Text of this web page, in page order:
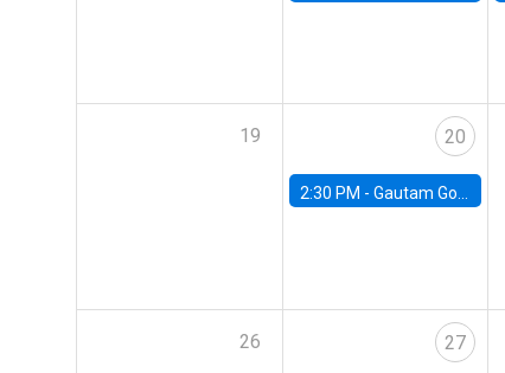
19 20
2:30 PM - Gautam Gowrisankaran, Columbia University
26 27